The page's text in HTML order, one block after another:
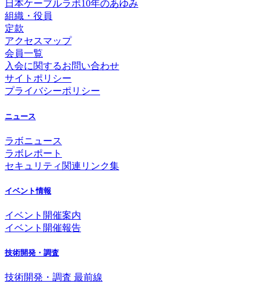
日本ケーブルラボ10年のあゆみ
組織・役員
定款
アクセスマップ
会員一覧
入会に関するお問い合わせ
サイトポリシー
プライバシーポリシー
ニュース
ラボニュース
ラボレポート
セキュリティ関連リンク集
イベント情報
イベント開催案内
イベント開催報告
技術開発・調査
技術開発・調査 最前線